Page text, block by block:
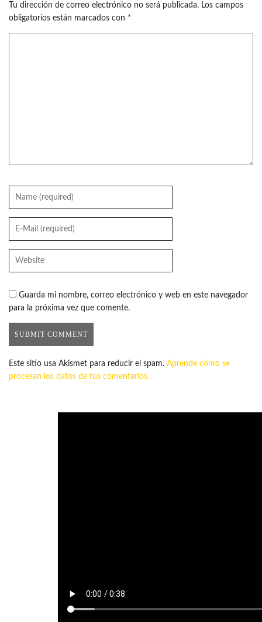
Tu dirección de correo electrónico no será publicada. Los campos
obligatorios están marcados con *
Guarda mi nombre, correo electrónico y web en este navegador
para la próxima vez que comente.
Este sitio usa Akismet para reducir el spam. Aprende cómo se
procesan los datos de tus comentarios.